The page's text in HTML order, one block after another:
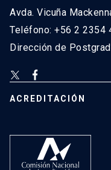
Avda. Vicuña
Teléfono: +56 2 2354
Dirección de
ACREDITACIÓN